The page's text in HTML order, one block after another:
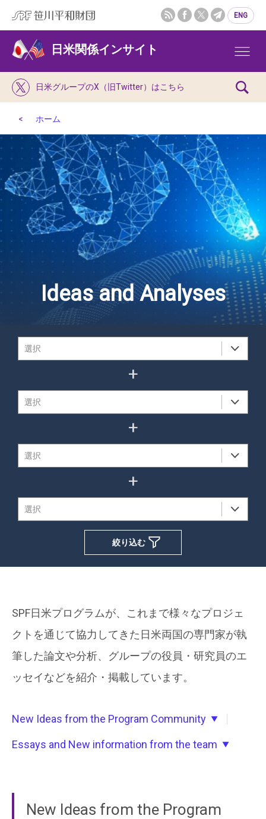
ENG
日米関係インサイト
日米グループのX（旧Twitter）はこちら
ホーム
Ideas and Analyses
+
+
+
SPF日米プログラムが、これまで様々なプロジェ
クトを通じて協力してきた日米両国の専門家が執
筆した論文や分析、グループの役員・研究員のエ
ッセイなどを紹介・掲載しています。
New Ideas from the Program Community
Essays and New information from the team
New Ideas from the Program